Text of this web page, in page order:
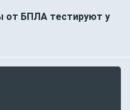
от БПЛА тестируют у